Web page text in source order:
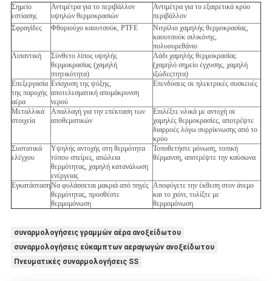
Σημείο
εστίασης
Αντιμέτρα για το περιβάλλον
υψηλών θερμοκρασιών
Αντιμέτρα για το εξαιρετικά κρύο
περιβάλλον
Σφραγίδες
Φθοριούχο καουτσούκ, PTFE
Νιτρίλιο χαμηλής θερμοκρασίας,
καουτσούκ σιλικόνης,
πολυουρεθάνιο
Λιπαντική
Σύνθετο λίπος υψηλής
θερμοκρασίας (χαμηλή
πτητικότητα)
Λάδι χαμηλής θερμοκρασίας
(χαμηλό σημείο έγχυσης, χαμηλή
ιξώδεςτητα)
Επεξεργασία
της παροχής
αέρα
Ενίσχυση της ψύξης,
αποτελεσματική απομάκρυνση
νερού
Επενδύσεις σε ηλεκτρικές συσκευές
Μεταλλικά
στοιχεία
Απαλλαγή για την επέκταση των
αποθεματικών
Επιλέξτε υλικά με αντοχή σε
χαμηλές θερμοκρασίες, αποτρέψτε
διαρροές λόγω συρρίκνωσης από το
κρύο
Συστατικά
ελέγχου
Υψηλής αντοχής στη θερμότητα
τύπου σπείρες, απώλεια
θερμότητας, χαμηλή κατανάλωση
ενέργειας
Τοποθετήστε μόνωση, τοπική
θέρμανση, αποτρέψτε την καύσωνα
ΕγκατάστασηΝα φυλάσσεται μακριά από πηγές
θερμότητας, προσθέστε
θερμομόνωση
Αποφύγετε την έκθεση στον άνεμο
και το χιόνι, τυλίξτε με
θερμομόνωση
συναρμολογήσεις γραμμών αέρα ανοξείδωτου
συναρμολογήσεις εύκαμπτων αεραγωγών ανοξείδωτου
Πνευματικές συναρμολογήσεις SS